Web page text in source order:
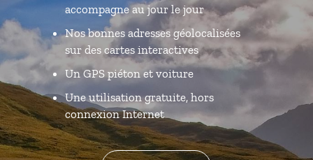
accompagne au jour le jour
Nos bonnes adresses géolocalisées
sur des cartes interactives
Un GPS piéton et voiture
Une utilisation gratuite, hors
connexion Internet